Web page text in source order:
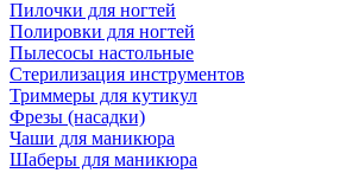
Пилочки для ногтей
Полировки для ногтей
Пылесосы настольные
Стерилизация инструментов
Триммеры для кутикул
Фрезы (насадки)
Чаши для маникюра
Шаберы для маникюра